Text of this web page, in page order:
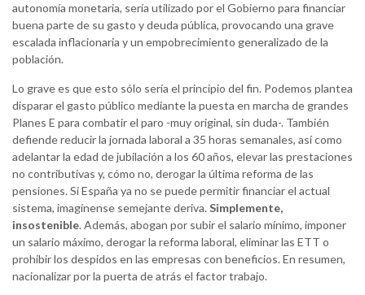
autonomía monetaria, sería utilizado por el Gobierno para financiar
buena parte de su gasto y deuda pública, provocando una grave
escalada inflacionaria y un empobrecimiento generalizado de la
población.
Lo grave es que esto sólo sería el principio del fin. Podemos plantea
disparar el gasto público mediante la puesta en marcha de grandes
Planes E para combatir el paro -muy original, sin duda-. También
defiende reducir la jornada laboral a 35 horas semanales, así como
adelantar la edad de jubilación a los 60 años, elevar las prestaciones
no contributivas y, cómo no, derogar la última reforma de las
pensiones. Si España ya no se puede permitir financiar el actual
sistema, imagínense semejante deriva.Simplemente,
insostenible. Además, abogan por subir el salario mínimo, imponer
un salario máximo, derogar la reforma laboral, eliminar las ETT o
prohibir los despidos en las empresas con beneficios. En resumen,
nacionalizar por la puerta de atrás el factor trabajo.